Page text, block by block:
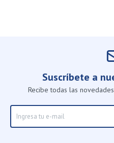
Suscríbete a
Recibe todas las